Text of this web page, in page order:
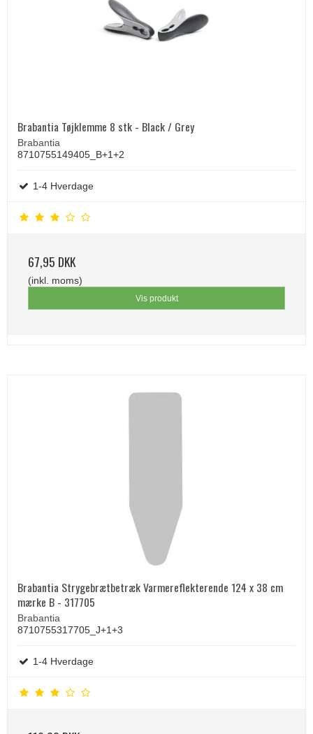
Brabantia Tøjklemme 8 stk - Black / Grey
Brabantia
8710755149405_B+1+2
1-4 Hverdage
67,95 DKK
(inkl. moms)
Vis produkt
Brabantia Strygebrætbetræk Varmereflekterende 124 x 38 cm
mærke B - 317705
Brabantia
8710755317705_J+1+3
1-4 Hverdage